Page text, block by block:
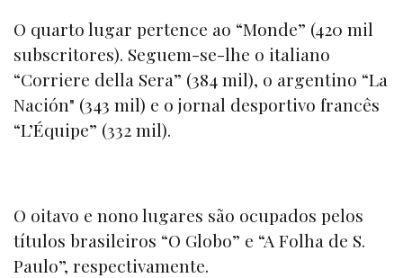
O quarto lugar pertence ao “Monde” (420 mil
subscritores). Seguem-se-lhe o italiano
“Corriere della Sera” (384 mil), o argentino “La
Nación" (343 mil) e o jornal desportivo francês
“L’Équipe” (332 mil).
O oitavo e nono lugares são ocupados pelos
títulos brasileiros “O Globo” e “A Folha de S.
Paulo”, respectivamente.